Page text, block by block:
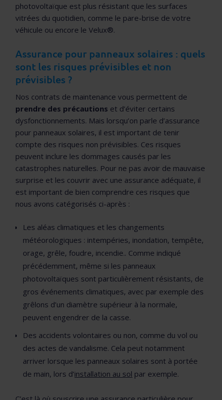
photovoltaïque est plus résistant que les surfaces
vitrées du quotidien, comme le pare-brise de votre
véhicule ou encore le Velux®.
Assurance pour panneaux solaires : quels
sont les risques prévisibles et non
prévisibles ?
Nos contrats de maintenance vous permettent de
prendre des précautions et d’éviter certains
dysfonctionnements. Mais lorsqu’on parle d’assurance
pour panneaux solaires, il est important de tenir
compte des risques non prévisibles. Ces risques
peuvent inclure les dommages causés par les
catastrophes naturelles. Pour ne pas avoir de mauvaise
surprise et les couvrir avec une assurance adéquate, il
est important de bien comprendre ces risques que
nous avons catégorisés ci-après :
Les aléas climatiques et les changements
météorologiques : intempéries, inondation, tempête,
orage, grêle, foudre, incendie.. Comme indiqué
précédemment, même si les panneaux
photovoltaïques sont particulièrement résistants, de
gros événements climatiques, avec par exemple des
grêlons d’un diamètre supérieur à la normale,
peuvent engendrer de la casse.
Des accidents volontaires ou non, comme du vol ou
des actes de vandalisme. Cela peut notamment
arriver lorsque les panneaux solaires sont à portée
de main, lors d’installation au sol par exemple.